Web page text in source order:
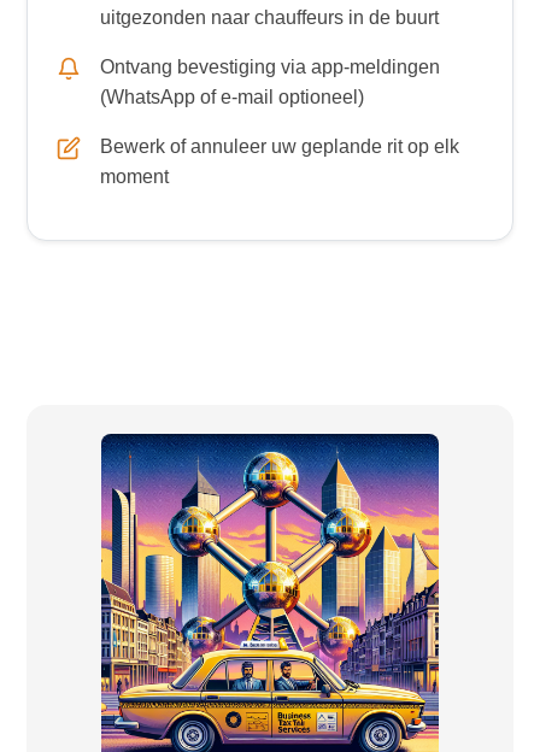
uitgezonden naar chauffeurs in de buurt
Ontvang bevestiging via app-meldingen
(WhatsApp of e-mail optioneel)
Bewerk of annuleer uw geplande rit op elk
moment